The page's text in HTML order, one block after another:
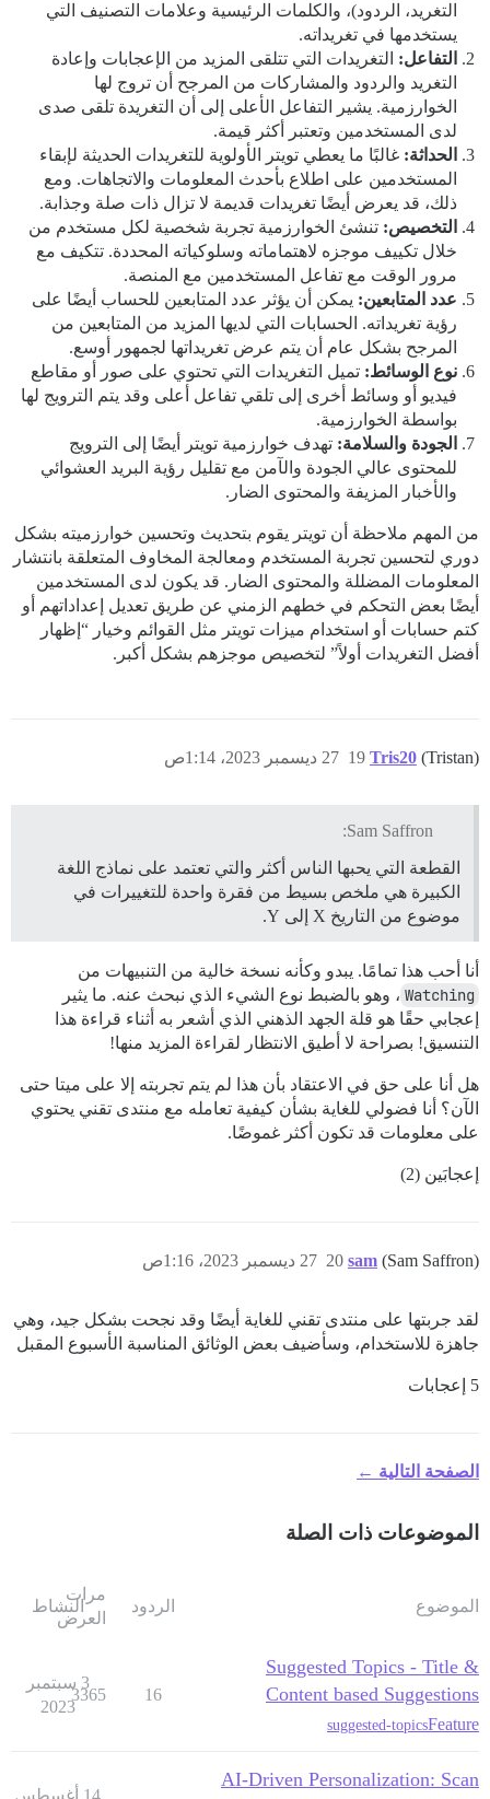
التغريد، الردود)، والكلمات الرئيسية وعلامات التصنيف التي
يستخدمها في تغريداته.
التفاعل: التغريدات التي تتلقى المزيد من الإعجابات وإعادة
التغريد والردود والمشاركات من المرجح أن تروج لها
الخوارزمية. يشير التفاعل الأعلى إلى أن التغريدة تلقى صدى
لدى المستخدمين وتعتبر أكثر قيمة.
الحداثة: غالبًا ما يعطي تويتر الأولوية للتغريدات الحديثة لإبقاء
المستخدمين على اطلاع بأحدث المعلومات والاتجاهات. ومع
ذلك، قد يعرض أيضًا تغريدات قديمة لا تزال ذات صلة وجذابة.
التخصيص: تنشئ الخوارزمية تجربة شخصية لكل مستخدم من
خلال تكييف موجزه لاهتماماته وسلوكياته المحددة. تتكيف مع
مرور الوقت مع تفاعل المستخدمين مع المنصة.
عدد المتابعين: يمكن أن يؤثر عدد المتابعين للحساب أيضًا على
رؤية تغريداته. الحسابات التي لديها المزيد من المتابعين من
المرجح بشكل عام أن يتم عرض تغريداتها لجمهور أوسع.
نوع الوسائط: تميل التغريدات التي تحتوي على صور أو مقاطع
فيديو أو وسائط أخرى إلى تلقي تفاعل أعلى وقد يتم الترويج لها
بواسطة الخوارزمية.
الجودة والسلامة: تهدف خوارزمية تويتر أيضًا إلى الترويج
للمحتوى عالي الجودة والآمن مع تقليل رؤية البريد العشوائي
والأخبار المزيفة والمحتوى الضار.
من المهم ملاحظة أن تويتر يقوم بتحديث وتحسين خوارزميته بشكل
دوري لتحسين تجربة المستخدم ومعالجة المخاوف المتعلقة بانتشار
المعلومات المضللة والمحتوى الضار. قد يكون لدى المستخدمين
أيضًا بعض التحكم في خطهم الزمني عن طريق تعديل إعداداتهم أو
كتم حسابات أو استخدام ميزات تويتر مثل القوائم وخيار “إظهار
أفضل التغريدات أولاً” لتخصيص موجزهم بشكل أكبر.
Tris20 (Tristan) 27 ديسمبر 2023، 1:14ص 19
Sam Saffron:
القطعة التي يحبها الناس أكثر والتي تعتمد على نماذج اللغة
الكبيرة هي ملخص بسيط من فقرة واحدة للتغييرات في
موضوع من التاريخ X إلى Y.
أنا أحب هذا تمامًا. يبدو وكأنه نسخة خالية من التنبيهات من
Watching ، وهو بالضبط نوع الشيء الذي نبحث عنه. ما يثير
إعجابي حقًا هو قلة الجهد الذهني الذي أشعر به أثناء قراءة هذا
التنسيق! بصراحة لا أطيق الانتظار لقراءة المزيد منها!
هل أنا على حق في الاعتقاد بأن هذا لم يتم تجربته إلا على ميتا حتى
الآن؟ أنا فضولي للغاية بشأن كيفية تعامله مع منتدى تقني يحتوي
على معلومات قد تكون أكثر غموضًا.
إعجابَين (2)
sam (Sam Saffron) 27 ديسمبر 2023، 1:16ص 20
لقد جربتها على منتدى تقني للغاية أيضًا وقد نجحت بشكل جيد، وهي
جاهزة للاستخدام، وسأضيف بعض الوثائق المناسبة الأسبوع المقبل
5 إعجابات
الصفحة التالية ←
الموضوعات ذات الصلة
الموضوع الردود
مرات
العرض
النشاط
Suggested Topics - Title &
Content based Suggestions
Feature
suggested-topics
16
3365
3 سبتمبر
2023
AI-Driven Personalization: Scan
14 أغسطس